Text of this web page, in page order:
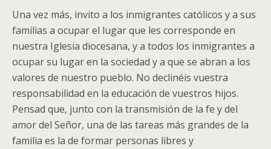
Una vez más, invito a los inmigrantes católicos y a sus
familias a ocupar el lugar que les corresponde en
nuestra Iglesia diocesana, y a todos los inmigrantes a
ocupar su lugar en la sociedad y a que se abran a los
valores de nuestro pueblo. No declinéis vuestra
responsabilidad en la educación de vuestros hijos.
Pensad que, junto con la transmisión de la fe y del
amor del Señor, una de las tareas más grandes de la
familia es la de formar personas libres y